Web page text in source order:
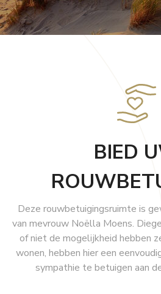
Over ons
Bloemen
E: uitvaarten@deras.beBIED
Deze rouwbetuigingsruimte is
van mevrouw Noëlla Moens.
of niet de mogelijkheid hebben
wonen, hebben hier een
sympathie te betuigen aan